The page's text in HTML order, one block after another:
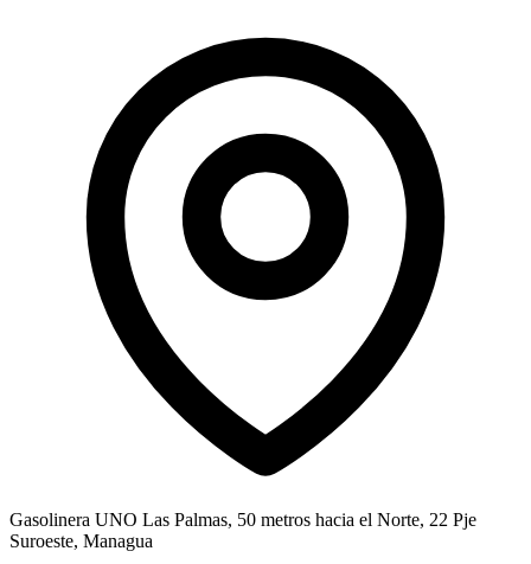
Gasolinera UNO Las Palmas, 50 metros hacia el Norte, 22 Pje
Suroeste, Managua